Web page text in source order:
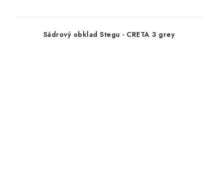
Sádrový obklad Stegu - CRETA 3 grey